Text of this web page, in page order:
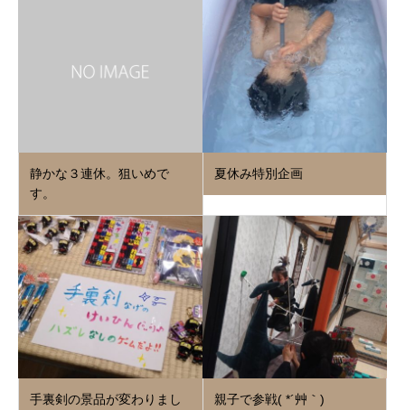
静かな３連休。狙いめで
す。
夏休み特別企画
手裏剣の景品が変わりまし
親子で参戦( *´艸｀)